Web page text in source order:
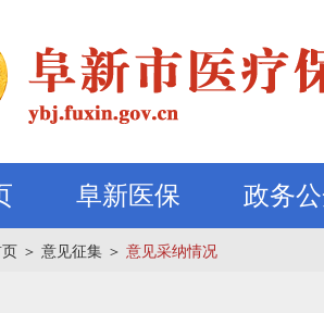
阜新医保 政务
＞ 意见征集 ＞ 意见采纳情况